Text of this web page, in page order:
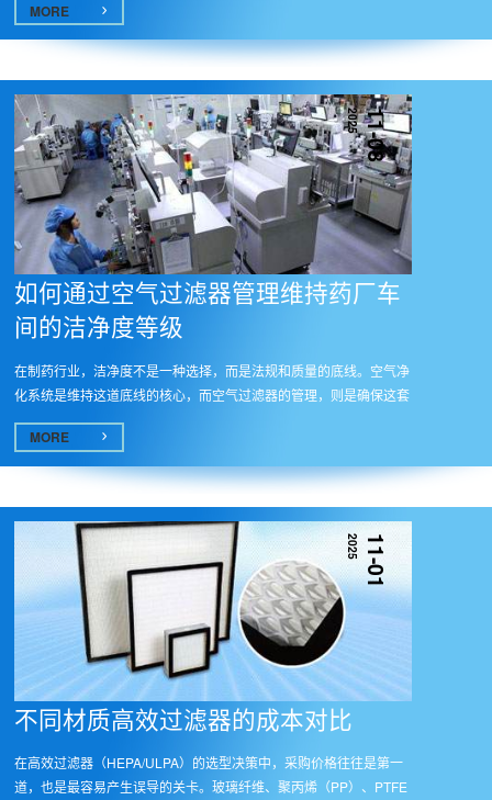
MORE
11-08
2025
如何通过空气过滤器管理维持药厂车
间的洁净度等级
在制药行业，洁净度不是一种选择，而是法规和质量的底线。空气净
化系统是维持这道底线的核心，而空气过滤器的管理，则是确保这套
系统...
MORE
11-01
2025
不同材质高效过滤器的成本对比​
在高效过滤器（HEPA/ULPA）的选型决策中，采购价格往往是第一
道，也是最容易产生误导的关卡。玻璃纤维、聚丙烯（PP）、PTFE